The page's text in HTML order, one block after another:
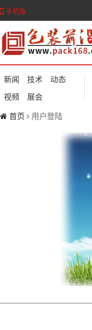
手机版
新闻 技术
动态
视频
展会
首页
用户登陆